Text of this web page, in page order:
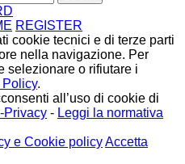
REGISTER
cookie tecnici e di terze parti
nella navigazione. Per
selezionare o rifiutare i
.
all’uso di cookie di
Privacy - Leggi la normativa
e Cookie policyAccetta